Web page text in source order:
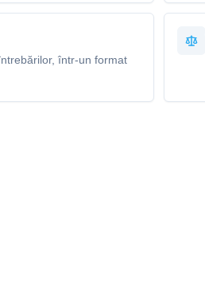
într-un format